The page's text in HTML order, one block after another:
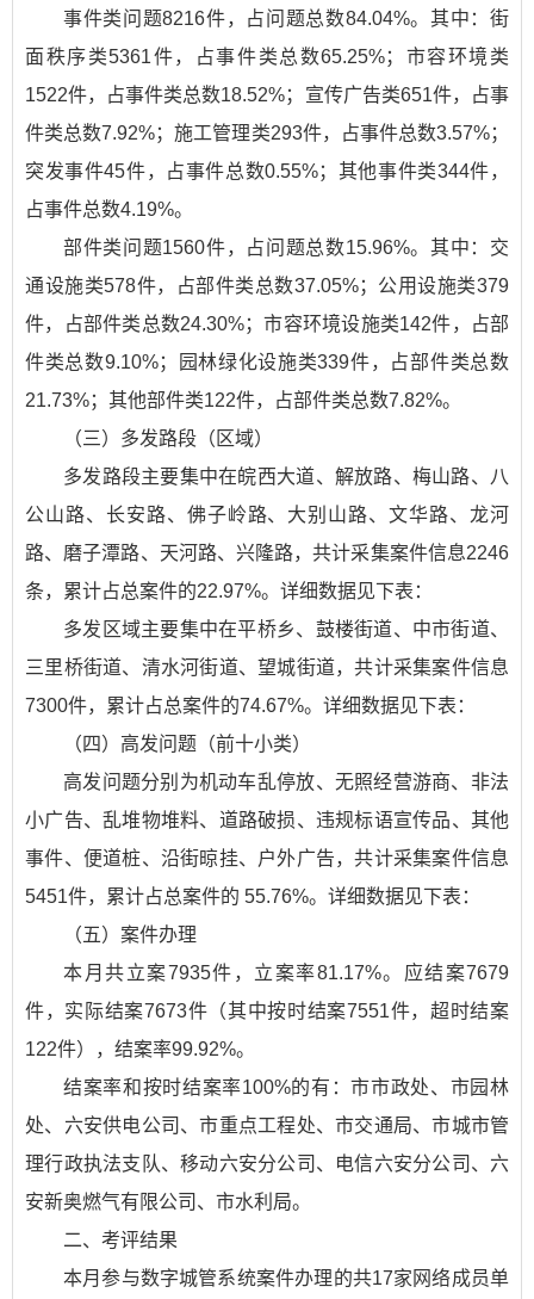
事件类问题8216件，占问题总数84.04%。其中：街
面秩序类5361件，占事件类总数65.25%；市容环境类
1522件，占事件类总数18.52%；宣传广告类651件，占事
件类总数7.92%；施工管理类293件，占事件总数3.57%；
突发事件45件，占事件总数0.55%；其他事件类344件，
占事件总数4.19%。
部件类问题1560件，占问题总数15.96%。其中：交
通设施类578件，占部件类总数37.05%；公用设施类379
件，占部件类总数24.30%；市容环境设施类142件，占部
件类总数9.10%；园林绿化设施类339件，占部件类总数
21.73%；其他部件类122件，占部件类总数7.82%。
（三）多发路段（区域）
多发路段主要集中在皖西大道、解放路、梅山路、八
公山路、长安路、佛子岭路、大别山路、文华路、龙河
路、磨子潭路、天河路、兴隆路，共计采集案件信息2246
条，累计占总案件的22.97%。详细数据见下表：
多发区域主要集中在平桥乡、鼓楼街道、中市街道、
三里桥街道、清水河街道、望城街道，共计采集案件信息
7300件，累计占总案件的74.67%。详细数据见下表：
（四）高发问题（前十小类）
高发问题分别为机动车乱停放、无照经营游商、非法
小广告、乱堆物堆料、道路破损、违规标语宣传品、其他
事件、便道桩、沿街晾挂、户外广告，共计采集案件信息
5451件，累计占总案件的 55.76%。详细数据见下表：
（五）案件办理
本月共立案7935件，立案率81.17%。应结案7679
件，实际结案7673件（其中按时结案7551件，超时结案
122件），结案率99.92%。
结案率和按时结案率100%的有：市市政处、市园林
处、六安供电公司、市重点工程处、市交通局、市城市管
理行政执法支队、移动六安分公司、电信六安分公司、六
安新奥燃气有限公司、市水利局。
二、考评结果
本月参与数字城管系统案件办理的共17家网络成员单